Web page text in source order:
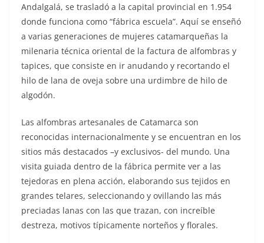
Andalgalá, se trasladó a la capital provincial en 1.954
donde funciona como “fábrica escuela”. Aquí se enseñó
a varias generaciones de mujeres catamarqueñas la
milenaria técnica oriental de la factura de alfombras y
tapices, que consiste en ir anudando y recortando el
hilo de lana de oveja sobre una urdimbre de hilo de
algodón.
Las alfombras artesanales de Catamarca son
reconocidas internacionalmente y se encuentran en los
sitios más destacados –y exclusivos- del mundo. Una
visita guiada dentro de la fábrica permite ver a las
tejedoras en plena acción, elaborando sus tejidos en
grandes telares, seleccionando y ovillando las más
preciadas lanas con las que trazan, con increíble
destreza, motivos típicamente norteños y florales.